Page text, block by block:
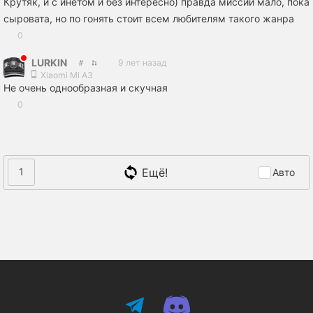
сыровата, но по гонять стоит всем любителям такого жанра
0
LURKIN
9 лет назад
Xiaomi Mi A3
Не очень однообразная и скучная
0
1 Ещё! Авто